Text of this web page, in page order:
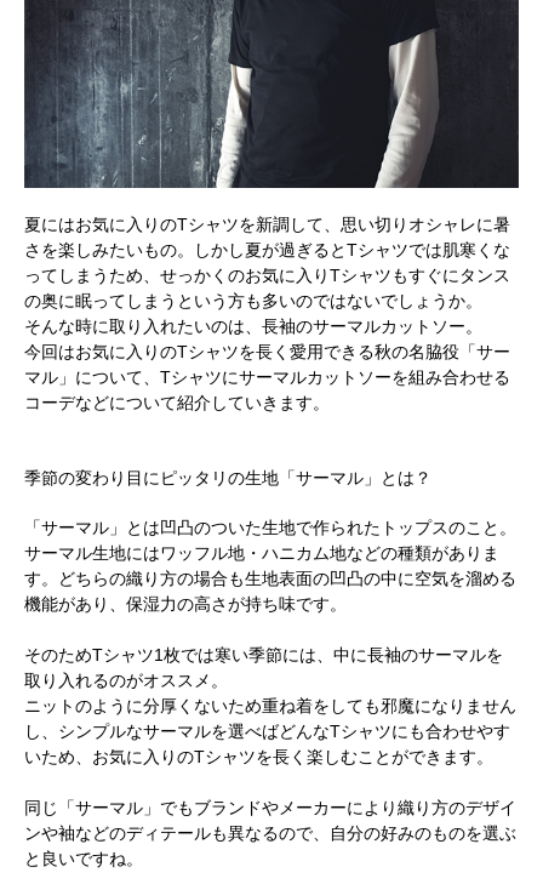
夏にはお気に入りのTシャツを新調して、思い切りオシャレに暑
さを楽しみたいもの。しかし夏が過ぎるとTシャツでは肌寒くな
ってしまうため、せっかくのお気に入りTシャツもすぐにタンス
の奥に眠ってしまうという方も多いのではないでしょうか。
そんな時に取り入れたいのは、長袖のサーマルカットソー。
今回はお気に入りのTシャツを長く愛用できる秋の名脇役「サー
マル」について、Tシャツにサーマルカットソーを組み合わせる
コーデなどについて紹介していきます。
季節の変わり目にピッタリの生地「サーマル」とは？
「サーマル」とは凹凸のついた生地で作られたトップスのこと。
サーマル生地にはワッフル地・ハニカム地などの種類がありま
す。どちらの織り方の場合も生地表面の凹凸の中に空気を溜める
機能があり、保湿力の高さが持ち味です。
そのためTシャツ1枚では寒い季節には、中に長袖のサーマルを
取り入れるのがオススメ。
ニットのように分厚くないため重ね着をしても邪魔になりません
し、シンプルなサーマルを選べばどんなTシャツにも合わせやす
いため、お気に入りのTシャツを長く楽しむことができます。
同じ「サーマル」でもブランドやメーカーにより織り方のデザイ
ンや袖などのディテールも異なるので、自分の好みのものを選ぶ
と良いですね。